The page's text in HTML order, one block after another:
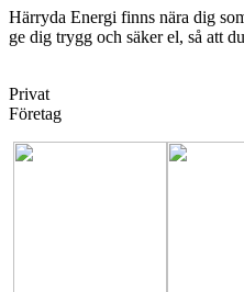
Härryda Energi finns nära dig
ge dig trygg och säker el, så att
Privat
Företag